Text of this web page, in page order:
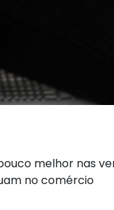
melhor nas
no comércio